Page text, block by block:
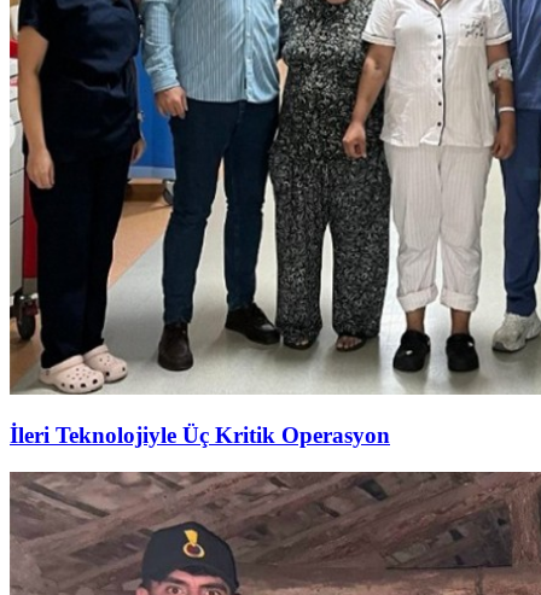
İleri Teknolojiyle Üç Kritik Operasyon